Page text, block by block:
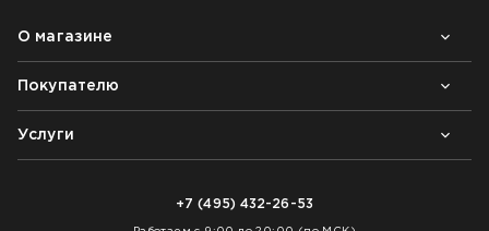
О магазине
Почему выбирают нас
Контакты
Блог
Покупателю
Возврат товара
Как заказать
Услуги
+7 (495) 432-26-53